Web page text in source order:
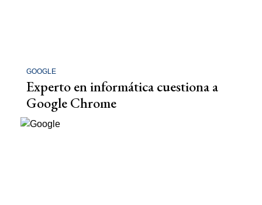
GOOGLE
Experto en informática cuestiona a
Google Chrome